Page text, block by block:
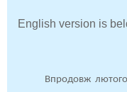
English version is
Впродовж